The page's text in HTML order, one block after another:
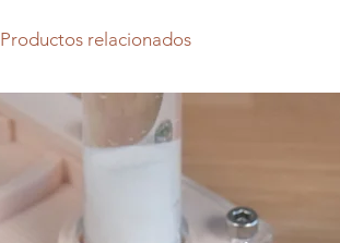
Productos relacionados